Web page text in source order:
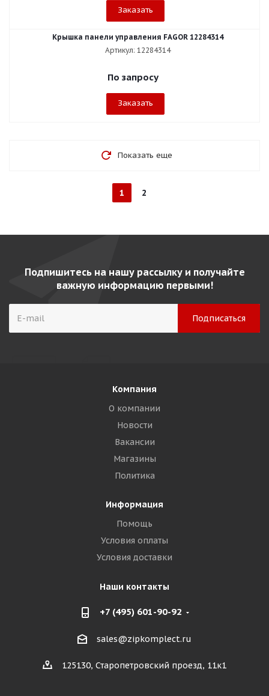
Заказать
Крышка панели управления FAGOR 12284314
Артикул: 12284314
По запросу
Заказать
Показать еще
1 2
Подпишитесь на нашу рассылку и получайте
важную информацию первыми!
Компания
О компании
Новости
Вакансии
Магазины
Политика
Информация
Помощь
Условия оплаты
Условия доставки
Наши контакты
+7 (495) 601-90-92
sales@zipkomplect.ru
125130, Старопетровский проезд, 11к1